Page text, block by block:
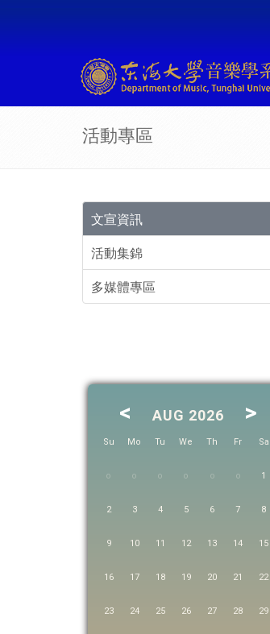
活動專區
文宣資訊
活動集錦
多媒體專區
< AUG 2026 >
Su Mo Tu We Th Fr Sa
1
2 3 4 5 6 7 8
9 10 11 12 13 14 15
16 17 18 19 20 21 22
23 24 25 26 27 28 29